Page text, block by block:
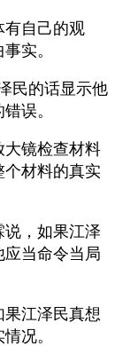
有自己的观
实。
民的话显示他
误。
大镜检查材料
材料的真实
，如果江泽
应当命令当局
江泽民真想
况。